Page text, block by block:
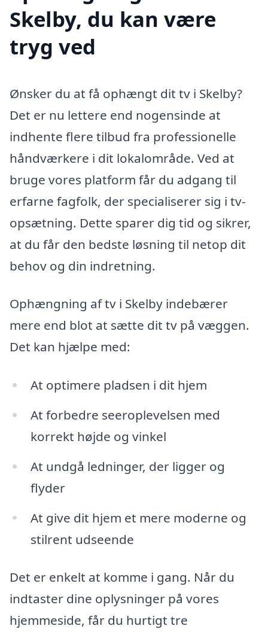
Skelby, du kan være
tryg ved
Ønsker du at få ophængt dit tv i Skelby?
Det er nu lettere end nogensinde at
indhente flere tilbud fra professionelle
håndværkere i dit lokalområde. Ved at
bruge vores platform får du adgang til
erfarne fagfolk, der specialiserer sig i tv-
opsætning. Dette sparer dig tid og sikrer,
at du får den bedste løsning til netop dit
behov og din indretning.
Ophængning af tv i Skelby indebærer
mere end blot at sætte dit tv på væggen.
Det kan hjælpe med:
At optimere pladsen i dit hjem
At forbedre seeroplevelsen med
korrekt højde og vinkel
At undgå ledninger, der ligger og
flyder
At give dit hjem et mere moderne og
stilrent udseende
Det er enkelt at komme i gang. Når du
indtaster dine oplysninger på vores
hjemmeside, får du hurtigt tre